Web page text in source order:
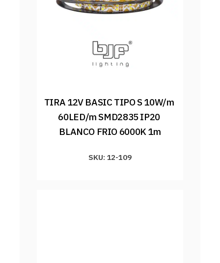
TIRA 12V BASIC TIPO S 10W/m
60LED/m SMD2835 IP20
BLANCO FRIO 6000K 1m
SKU: 12-109